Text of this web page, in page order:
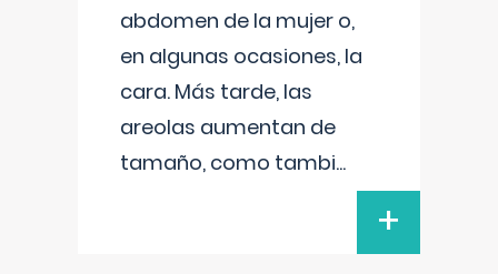
abdomen de la mujer o,
en algunas ocasiones, la
cara. Más tarde, las
areolas aumentan de
tamaño, como tambi...
+